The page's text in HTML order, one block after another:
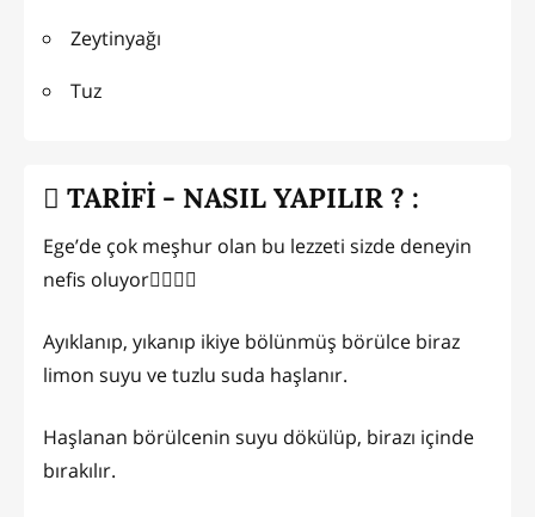
Zeytinyağı
Tuz
TARİFİ - NASIL YAPILIR ? :
Ege’de çok meşhur olan bu lezzeti sizde deneyin
nefis oluyor👌🏻👌🏻
Ayıklanıp, yıkanıp ikiye bölünmüş börülce biraz
limon suyu ve tuzlu suda haşlanır.
Haşlanan börülcenin suyu dökülüp, birazı içinde
bırakılır.